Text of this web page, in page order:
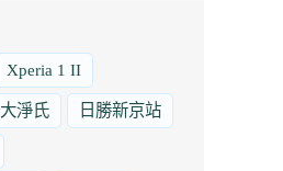
Xperia 1 II
大淨氏 日勝新京站